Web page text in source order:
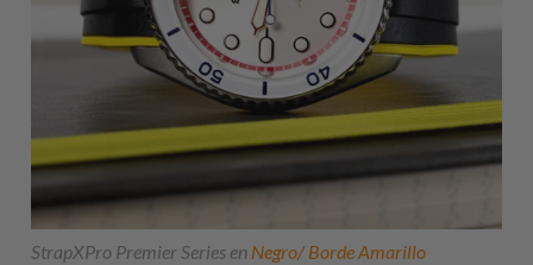
StrapXPro Premier Series en Negro/ Borde Amarillo